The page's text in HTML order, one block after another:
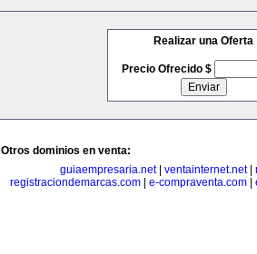
Realizar una Oferta
Precio Ofrecido $
Otros dominios en venta:
guiaempresaria.net| ventainternet.net|
registraciondemarcas.com| e-compraventa.com|